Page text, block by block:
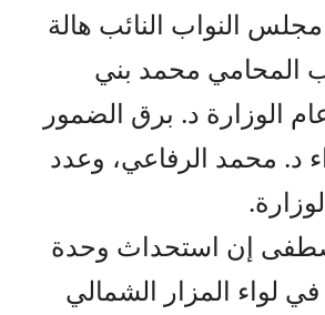
النواب النائب هالة
المحامي محمد بني
الوزارة د. برق الضمور
د. محمد الرفاعي، وعدد
إن استحداث وحدة
لواء المزار الشمالي